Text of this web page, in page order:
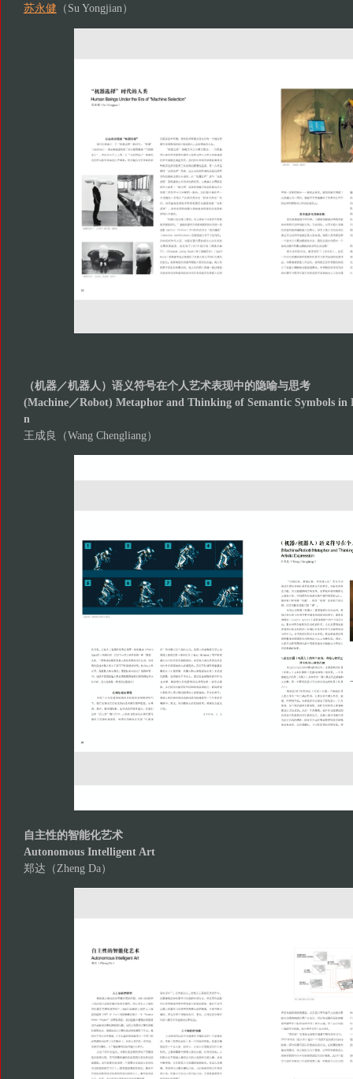
苏永健 （Su Yongjian）
（机器／机器人）语义符号在个人艺术表现中的隐喻与思考
(Machine／Robot) Metaphor and Thinking of Semantic Symbols in
n
王成良（Wang Chengliang）
自主性的智能化艺术
Autonomous Intelligent Art
郑达（Zheng Da）